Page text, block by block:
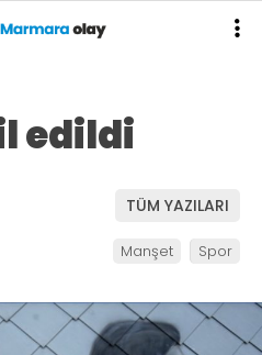
edildi
TÜM YAZILARI
Manşet Spor